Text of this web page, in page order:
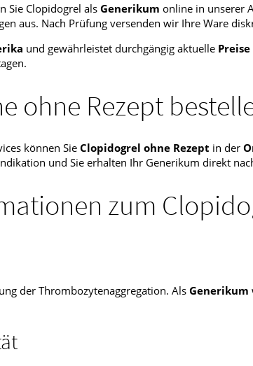
Sie Clopidogrel als Generikum online in unserer
aus. Nach Prüfung versenden wir Ihre Ware
und gewährleistet durchgängig aktuelle Preise
ohne Rezept
können Sie Clopidogrel ohne Rezept in der
und Sie erhalten Ihr Generikum direkt
zum
der Thrombozytenaggregation. Als Generikum